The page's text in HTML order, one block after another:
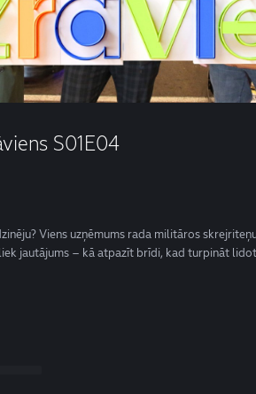
S01E04
Viens uzņēmums rada militāros
jautājums – kā atpazīt brīdi, kad turpināt